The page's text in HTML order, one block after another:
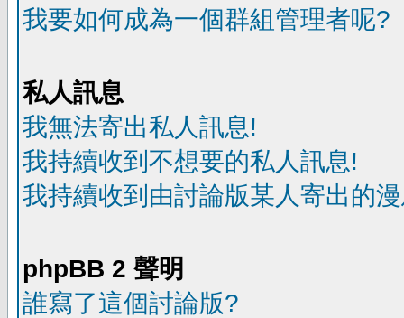
我要如何成為一個群組管理者呢?
私人訊息
我無法寄出私人訊息!
我持續收到不想要的私人訊息!
我持續收到由討論版某人寄出的
phpBB 2 聲明
誰寫了這個討論版?